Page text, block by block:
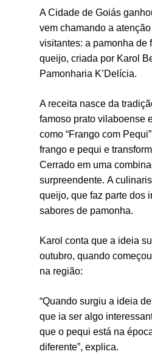
A Cidade de Goiás
vem chamando a
visitantes: a pamonha de
queijo, criada por Karol
Pamonharia K’Delícia.
A receita nasce da
famoso prato vilaboense
como “Frango com
frango e pequi e
Cerrado em uma
surpreendente. A
queijo, que faz parte dos
sabores de pamonha.
Karol conta que a ideia
outubro, quando
na região:
“Quando surgiu a ideia
que ia ser algo
que o pequi está na
diferente”, explica.